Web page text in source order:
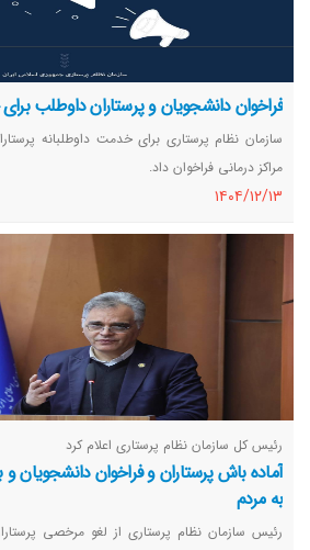
فراخوان دانشجویان و پرستاران داوطلب
سازمان نظام پرستاری برای خدمت داوطلبانه
مراکز درمانی فراخوان داد.
١٤٠٤/١٢/١٣
رئیس کل سازمان نظام پرستاری اعلام کرد
آماده باش پرستاران و فراخوان دانشجویان
به مردم
رئیس سازمان نظام پرستاری از لغو مرخصی